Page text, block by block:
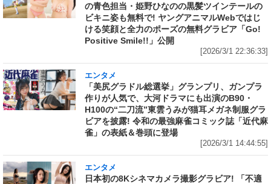
の青色担当・姫野ひなのの黒髪ツインテールの
ビキニ姿も無料で! ヤングアニマルWebではじ
ける笑顔と全力のポーズの無料グラビア「Go!
Positive Smile!!」公開
[2026/3/1 22:36:33]
エンタメ
「美尻グラドル総選挙」グランプリ、ガンプラ
作りが人気で、大河ドラマにも出演のB90・
H100の“二刀流”東雲うみが猫耳メガネ制服グラ
ビアを披露! 令和の最強麻雀コミック誌「近代麻
雀」の表紙＆巻頭に登場
[2026/3/1 14:44:55]
エンタメ
日本初の8Kシネマカメラ撮影グラビア! 「不適